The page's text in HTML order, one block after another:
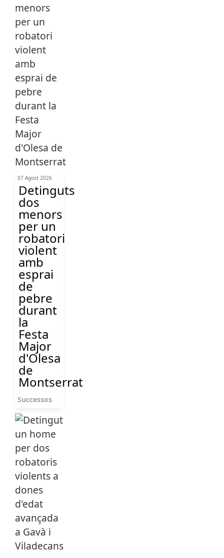
07 Agost 2026
Detinguts
dos
menors
per un
robatori
violent
amb
esprai
de
pebre
durant
la
Festa
Major
d'Olesa
de
Montserrat
Successos